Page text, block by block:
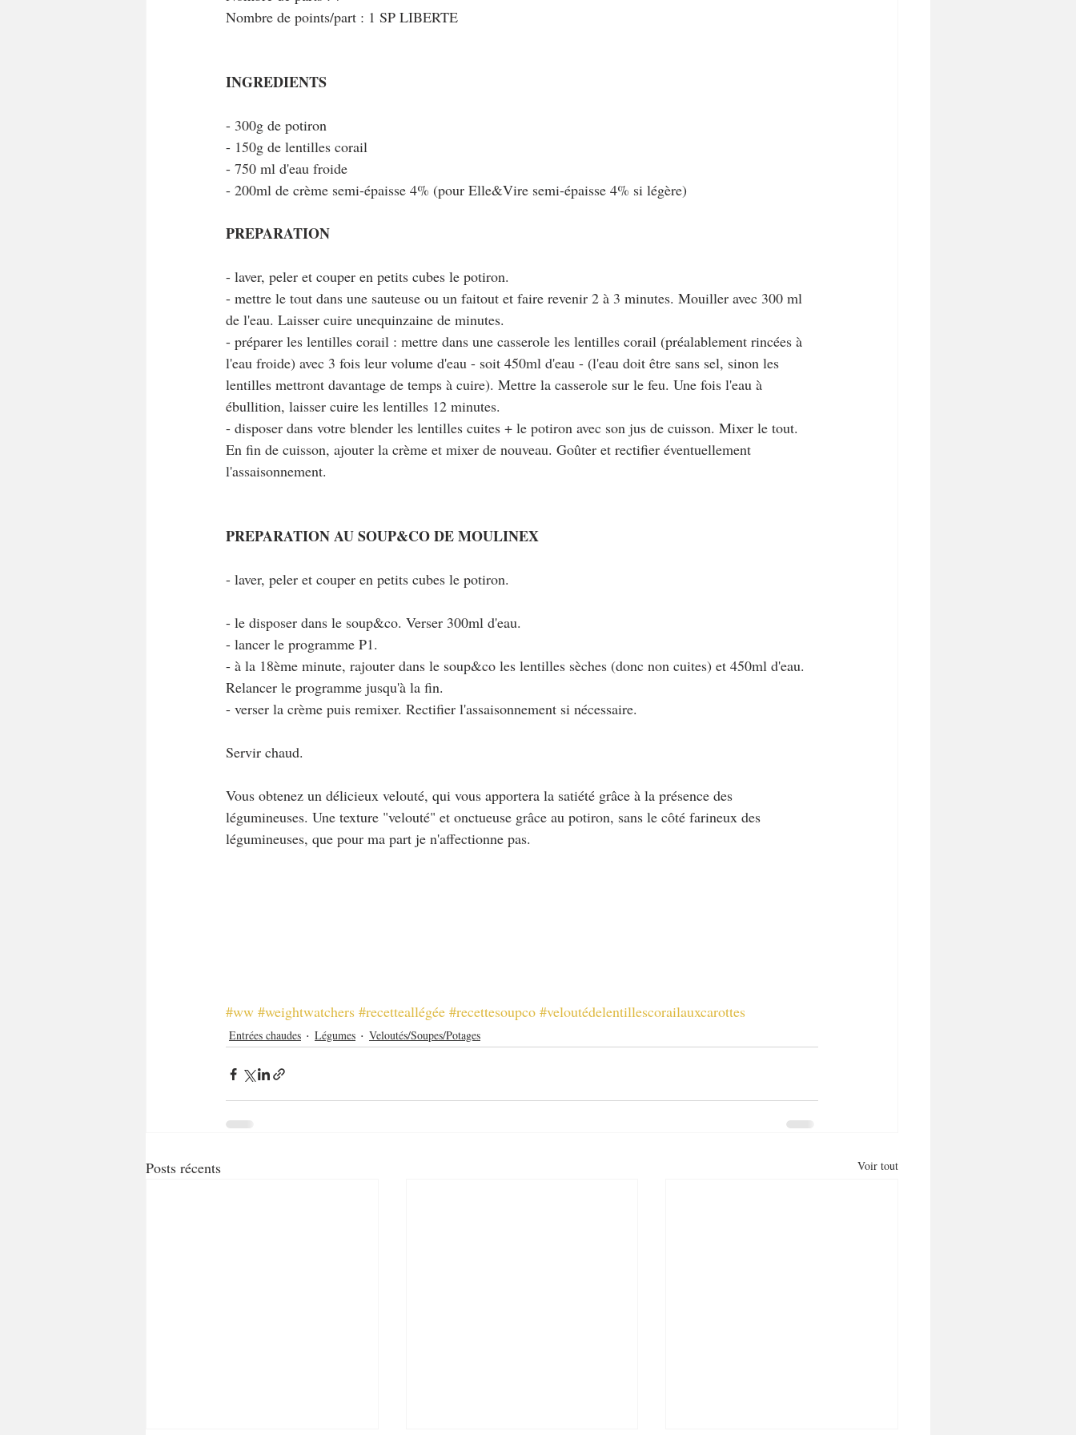
Nombre de points/part : 1 SP LIBERTE
INGREDIENTS
- 300g de potiron
- 150g de lentilles corail
- 750 ml d'eau froide
- 200ml de crème semi-épaisse 4% (pour Elle&Vire semi-épaisse 4% si légère)
PREPARATION
- laver, peler et couper en petits cubes le potiron.
- mettre le tout dans une sauteuse ou un faitout et faire revenir 2 à 3 minutes. Mouiller avec 300 ml
de l'eau. Laisser cuire unequinzaine de minutes.
- préparer les lentilles corail : mettre dans une casserole les lentilles corail (préalablement rincées à
l'eau froide) avec 3 fois leur volume d'eau - soit 450ml d'eau - (l'eau doit être sans sel, sinon les
lentilles mettront davantage de temps à cuire). Mettre la casserole sur le feu. Une fois l'eau à
ébullition, laisser cuire les lentilles 12 minutes.
- disposer dans votre blender les lentilles cuites + le potiron avec son jus de cuisson. Mixer le tout.
En fin de cuisson, ajouter la crème et mixer de nouveau. Goûter et rectifier éventuellement
l'assaisonnement.
PREPARATION AU SOUP&CO DE MOULINEX
- laver, peler et couper en petits cubes le potiron.
- le disposer dans le soup&co. Verser 300ml d'eau.
- lancer le programme P1.
- à la 18ème minute, rajouter dans le soup&co les lentilles sèches (donc non cuites) et 450ml d'eau.
Relancer le programme jusqu'à la fin.
- verser la crème puis remixer. Rectifier l'assaisonnement si nécessaire.
Servir chaud.
Vous obtenez un délicieux velouté, qui vous apportera la satiété grâce à la présence des
légumineuses. Une texture "velouté" et onctueuse grâce au potiron, sans le côté farineux des
légumineuses, que pour ma part je n'affectionne pas.
#ww #weightwatchers #recetteallégée #recettesoupco #veloutédelentillescorailauxcarottes
Entrées chaudes Légumes Veloutés/Soupes/Potages
Posts récents Voir tout